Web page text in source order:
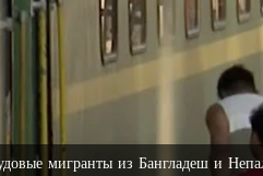
мигранты из Бангладеш и